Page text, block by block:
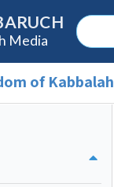
Media
of Kabbalah